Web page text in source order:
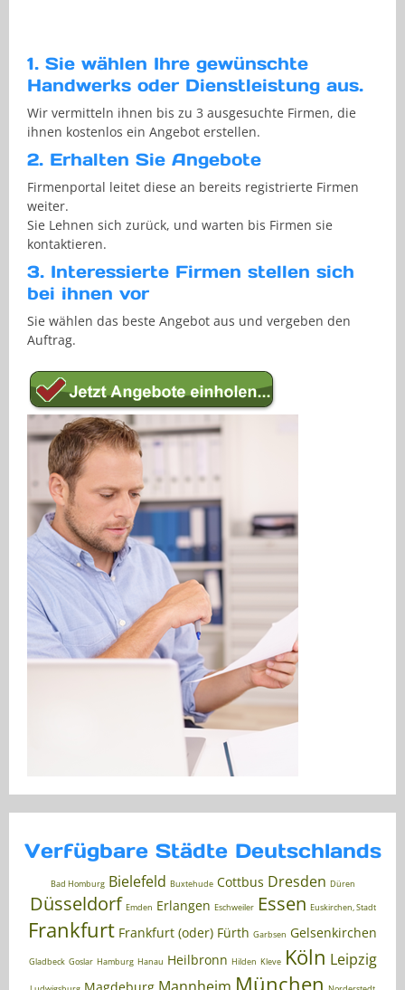
1. Sie wählen Ihre gewünschte
Handwerks oder Dienstleistung aus.
Wir vermitteln ihnen bis zu 3 ausgesuchte Firmen, die
ihnen kostenlos ein Angebot erstellen.
2. Erhalten Sie Angebote
Firmenportal leitet diese an bereits registrierte Firmen
weiter.
Sie Lehnen sich zurück, und warten bis Firmen sie
kontaktieren.
3. Interessierte Firmen stellen sich
bei ihnen vor
Sie wählen das beste Angebot aus und vergeben den
Auftrag.
Verfügbare Städte Deutschlands
Bad Homburg Bielefeld Buxtehude Cottbus Dresden Düren
Düsseldorf Emden Erlangen Eschweiler Essen Euskirchen, Stadt
Frankfurt Frankfurt (oder) Fürth Garbsen Gelsenkirchen
Gladbeck Goslar Hamburg Hanau Heilbronn Hilden Kleve Köln Leipzig
Magdeburg München